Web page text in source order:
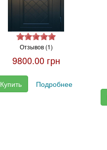
Отзывов (1)
9800.00 грн
Купить Подробнее